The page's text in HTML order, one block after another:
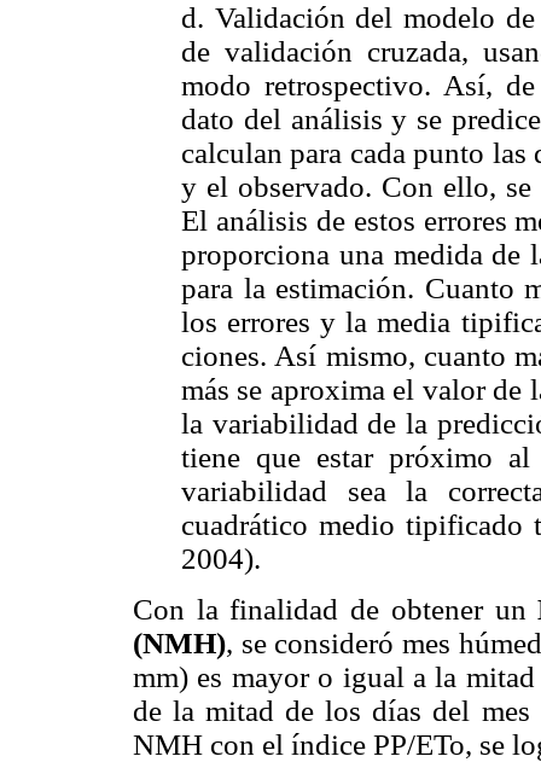
d. Validación del modelo
de validación cruzada,
modo retrospectivo. Así,
dato del análisis y se
calculan para cada punto
y el observado. Con ello,
El análisis de estos errores
proporciona una medida de
para la estimación. Cuanto
los errores y la media
ciones. Así mismo, cuanto
más se aproxima el valor de
la variabilidad de la
tiene que estar próximo
variabilidad sea la
cuadrático medio tipificado
2004).
Con la finalidad de obtener un
(NMH), se consideró mes
mm) es mayor o igual a la
de la mitad de los días del
NMH con el índice PP/ETo, se